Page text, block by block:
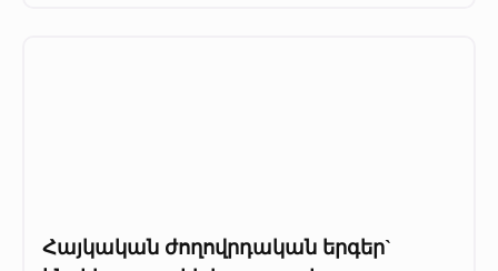
Հայկական ժողովրդական երգեր`